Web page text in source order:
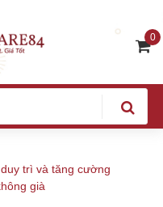
0
trì và tăng cường
già